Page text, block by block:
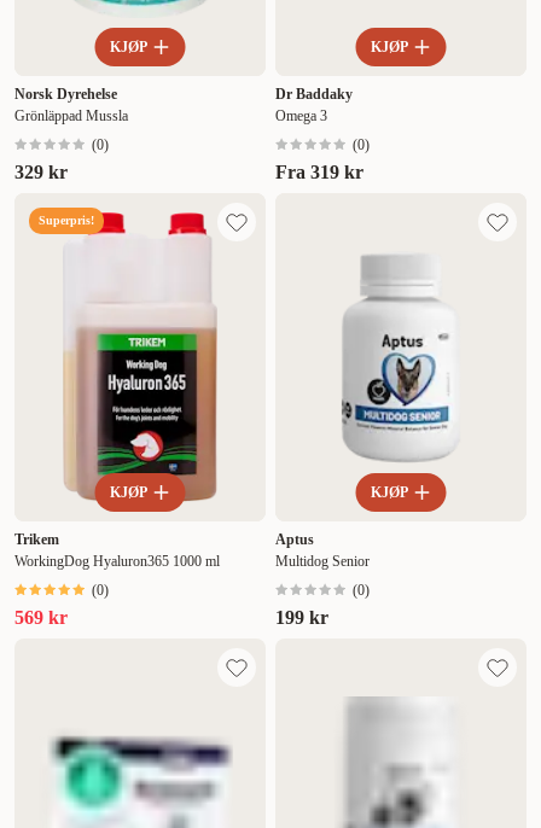
KJØP
Norsk Dyrehelse
Grönläppad Mussla
(0)
329 kr
KJØP
Dr Baddaky
Omega 3
(0)
Fra 319 kr
Superpris!
KJØP
Trikem
WorkingDog Hyaluron365 1000 ml
(0)
569 kr
KJØP
Aptus
Multidog Senior
(0)
199 kr